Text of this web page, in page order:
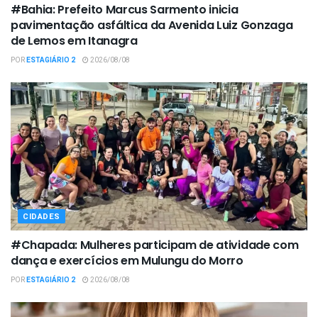
#Bahia: Prefeito Marcus Sarmento inicia
pavimentação asfáltica da Avenida Luiz Gonzaga
de Lemos em Itanagra
PORESTAGIÁRIO 2 2026/08/08
CIDADES
#Chapada: Mulheres participam de atividade com
dança e exercícios em Mulungu do Morro
PORESTAGIÁRIO 2 2026/08/08